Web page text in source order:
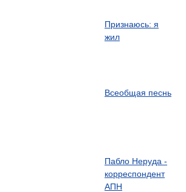
Признаюсь: я
жил
Всеобщая песнь
Пабло Неруда -
корреспондент
АПН